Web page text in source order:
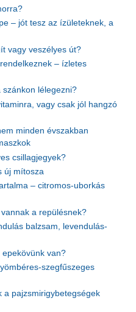
– jót tesz az ízületeknek, a
vagy veszélyes út?
– ízletes
lélegezni?
vagy csak jól hangzó
minden évszakban
csillagjegyek?
új mítosza
– citromos-uborkás
a repülésnek?
balzsam, levendulás-
van?
szegfűszeges
a pajzsmirigybetegségek